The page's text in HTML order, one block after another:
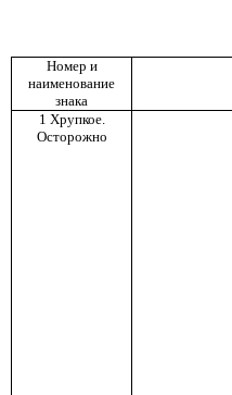
Номер и
наименование
знака
1 Хрупкое.
Осторожно